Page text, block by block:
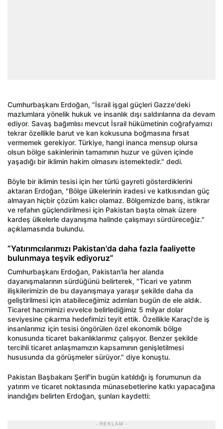
Cumhurbaşkanı Erdoğan, "İsrail işgal güçleri Gazze'deki
mazlumlara yönelik hukuk ve insanlık dışı saldırılarına da devam
ediyor. Savaş bağımlısı mevcut İsrail hükümetinin coğrafyamızı
tekrar özellikle barut ve kan kokusuna boğmasına fırsat
vermemek gerekiyor. Türkiye, hangi inanca mensup olursa
olsun bölge sakinlerinin tamamının huzur ve güven içinde
yaşadığı bir iklimin hakim olmasını istemektedir." dedi.
Böyle bir iklimin tesisi için her türlü gayreti gösterdiklerini
aktaran Erdoğan, "Bölge ülkelerinin iradesi ve katkısından güç
almayan hiçbir çözüm kalıcı olamaz. Bölgemizde barış, istikrar
ve refahın güçlendirilmesi için Pakistan başta olmak üzere
kardeş ülkelerle dayanışma halinde çalışmayı sürdüreceğiz."
açıklamasında bulundu.
“Yatırımcılarımızı Pakistan'da daha fazla faaliyette
bulunmaya teşvik ediyoruz”
Cumhurbaşkanı Erdoğan, Pakistan'la her alanda
dayanışmalarının sürdüğünü belirterek, "Ticari ve yatırım
ilişkilerimizin de bu dayanışmaya yaraşır şekilde daha da
geliştirilmesi için atabileceğimiz adımları bugün de ele aldık.
Ticaret hacmimizi evvelce belirlediğimiz 5 milyar dolar
seviyesine çıkarma hedefimizi teyit ettik. Özellikle Karaçi'de iş
insanlarımız için tesisi öngörülen özel ekonomik bölge
konusunda ticaret bakanlıklarımız çalışıyor. Benzer şekilde
tercihli ticaret anlaşmamızın kapsamının genişletilmesi
hususunda da görüşmeler sürüyor." diye konuştu.
Pakistan Başbakanı Şerif'in bugün katıldığı iş forumunun da
yatırım ve ticaret noktasında münasebetlerine katkı yapacağına
inandığını belirten Erdoğan, şunları kaydetti:
- REKLAM -